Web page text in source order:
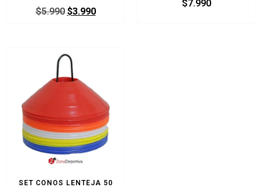
$5.990 $3.990
$7.990
SET CONOS LENTEJA 50